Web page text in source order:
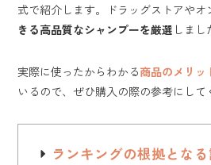
式で紹介します。ドラッグストアやオ
きる高品質なシャンプーを厳選 しまし
実際に使ったからわかる商品のメリッ
いるので、ぜひ購入の際の参考にして
ランキングの根拠とな